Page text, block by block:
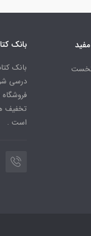
بانک
بانک
درسی
تخفیف
است .